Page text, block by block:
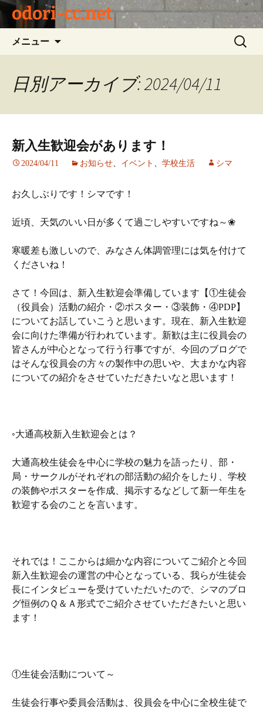
odori-cc.net
メニュー
ン
ッ
検
索:
日別アーカイブ: 2024/04/11
新入生歓迎会があります！
2024/04/11 お知らせ、 イベント 、 学校生活 シマ
お久しぶりです！シマです！
近頃、天気のいい日が多くて過ごしやすいですね～❀
寒暖差も激しいので、みなさん体調管理には気を付けて
くださいね！
さて！今回は、新入生歓迎会準備しています【①生徒会
（役員会）活動の紹介・②ポスター・③装飾・④PDP】
についてお話していこうと思います。現在、新入生歓迎
会に向けた準備が行われています。新歓は主に役員会の
皆さんが中心となって行う行事ですが、今回のブログで
はそんな役員会の方々の製作中の思いや、大まかな内容
についての紹介をさせていただきたいなと思います！
◦大通高校新入生歓迎会とは？
大通高校生徒会を中心に学校の魅力を語ったり、部・
局・サークルがそれぞれの部活動の紹介をしたり、学校
の装飾やポスターを作成、掲示するなどして新一年生を
歓迎する会のことを言います。
それでは！ここからは細かな内容についてご紹介と今回
新入生歓迎会の運営の中心となっている、我らが生徒会
長にインタビューを受けていただいたので、シマのブロ
グ恒例のＱ＆Ａ形式でご紹介させていただきたいと思い
ます！
①生徒会活動について～
生徒会行事や委員会活動は、役員会を中心に全校生徒で